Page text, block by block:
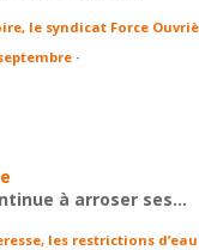
le syndicat Force
·
à arroser ses…
les restrictions